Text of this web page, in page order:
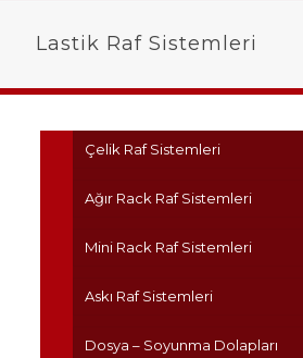
Lastik Raf Sistemleri
Çelik Raf Sistemleri
Ağır Rack Raf Sistemleri
Mini Rack Raf Sistemleri
Askı Raf Sistemleri
Dosya – Soyunma Dolapları